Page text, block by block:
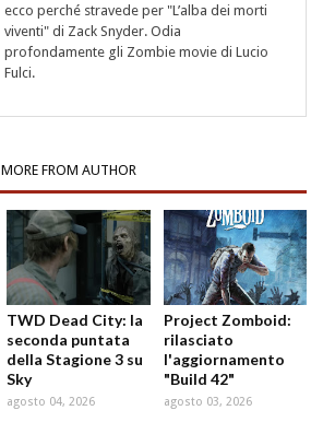
ecco perché stravede per "L’alba dei morti
viventi" di Zack Snyder. Odia
profondamente gli Zombie movie di Lucio
Fulci.
MORE FROM AUTHOR
TWD Dead City: la
seconda puntata
della Stagione 3 su
Sky
agosto 04, 2026
Project Zomboid:
rilasciato
l'aggiornamento
"Build 42"
agosto 03, 2026